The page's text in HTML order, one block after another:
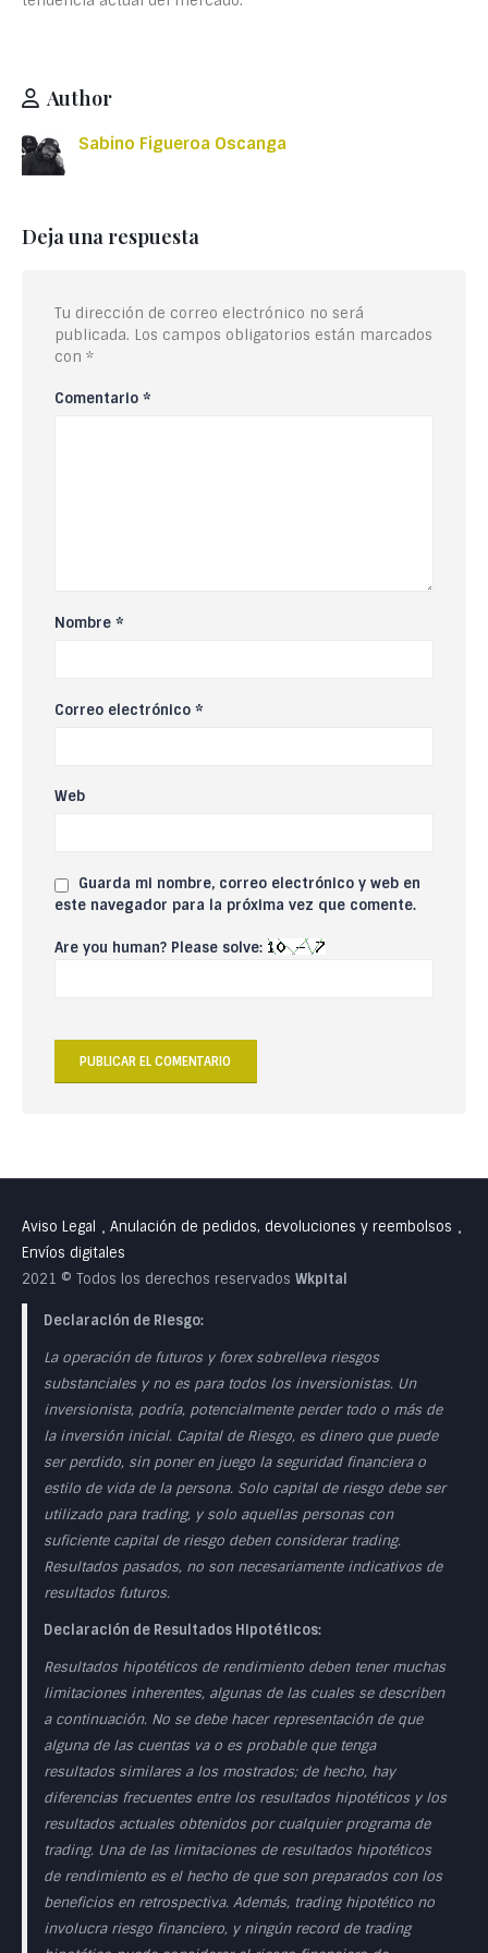
Author
Sabino Figueroa Oscanga
Deja una respuesta
Tu dirección de correo electrónico no será
publicada. Los campos obligatorios están marcados
con *
Comentario *
Nombre *
Correo electrónico *
Web
Guarda mi nombre, correo electrónico y web en
este navegador para la próxima vez que comente.
Are you human? Please solve:
Aviso Legal • Anulación de pedidos, devoluciones y reembolsos •
Envíos digitales
2021 © Todos los derechos reservados Wkpital
Declaración de Riesgo:
La operación de futuros y forex sobrelleva riesgos
substanciales y no es para todos los inversionistas. Un
inversionista, podría, potencialmente perder todo o más de
la inversión inicial. Capital de Riesgo, es dinero que puede
ser perdido, sin poner en juego la seguridad financiera o
estilo de vida de la persona. Solo capital de riesgo debe ser
utilizado para trading, y solo aquellas personas con
suficiente capital de riesgo deben considerar trading.
Resultados pasados, no son necesariamente indicativos de
resultados futuros.
Declaración de Resultados Hipotéticos:
Resultados hipotéticos de rendimiento deben tener muchas
limitaciones inherentes, algunas de las cuales se describen
a continuación. No se debe hacer representación de que
alguna de las cuentas va o es probable que tenga
resultados similares a los mostrados; de hecho, hay
diferencias frecuentes entre los resultados hipotéticos y los
resultados actuales obtenidos por cualquier programa de
trading. Una de las limitaciones de resultados hipotéticos
de rendimiento es el hecho de que son preparados con los
beneficios en retrospectiva. Además, trading hipotético no
involucra riesgo financiero, y ningún record de trading